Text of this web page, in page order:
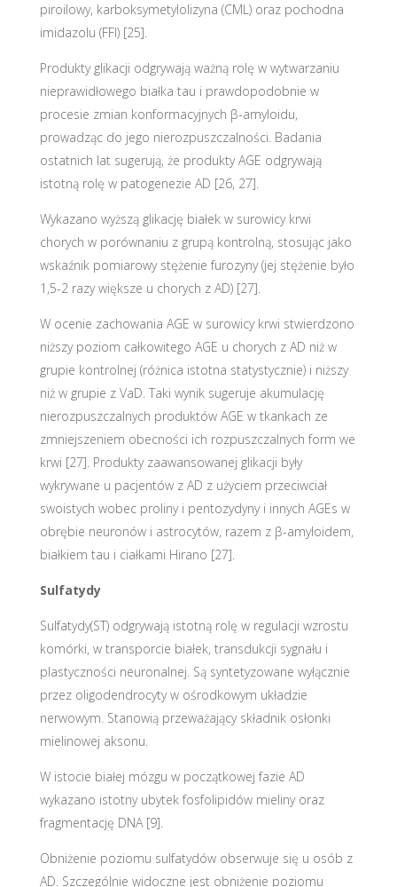
piroilowy, karboksymetylolizyna (CML) oraz pochodna
imidazolu (FFI) [25].
Produkty glikacji odgrywają ważną rolę w wytwarzaniu
nieprawidłowego białka tau i prawdopodobnie w
procesie zmian konformacyjnych β-amyloidu,
prowadząc do jego nierozpuszczalności. Badania
ostatnich lat sugerują, że produkty AGE odgrywają
istotną rolę w patogenezie AD [26, 27].
Wykazano wyższą glikację białek w surowicy krwi
chorych w porównaniu z grupą kontrolną, stosując jako
wskaźnik pomiarowy stężenie furozyny (jej stężenie było
1,5-2 razy większe u chorych z AD) [27].
W ocenie zachowania AGE w surowicy krwi stwierdzono
niższy poziom całkowitego AGE u chorych z AD niż w
grupie kontrolnej (różnica istotna statystycznie) i niższy
niż w grupie z VaD. Taki wynik sugeruje akumulację
nierozpuszczalnych produktów AGE w tkankach ze
zmniejszeniem obecności ich rozpuszczalnych form we
krwi [27]. Produkty zaawansowanej glikacji były
wykrywane u pacjentów z AD z użyciem przeciwciał
swoistych wobec proliny i pentozydyny i innych AGEs w
obrębie neuronów i astrocytów, razem z β-amyloidem,
białkiem tau i ciałkami Hirano [27].
Sulfatydy
Sulfatydy(ST) odgrywają istotną rolę w regulacji wzrostu
komórki, w transporcie białek, transdukcji sygnału i
plastyczności neuronalnej. Są syntetyzowane wyłącznie
przez oligodendrocyty w ośrodkowym układzie
nerwowym. Stanowią przeważający składnik osłonki
mielinowej aksonu.
W istocie białej mózgu w początkowej fazie AD
wykazano istotny ubytek fosfolipidów mieliny oraz
fragmentację DNA [9].
Obniżenie poziomu sulfatydów obserwuje się u osób z
AD. Szczególnie widoczne jest obniżenie poziomu